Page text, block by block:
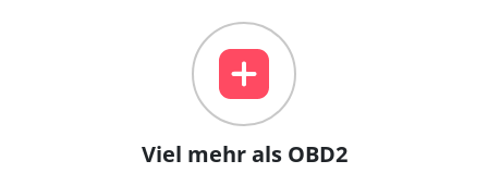
Viel mehr als OBD2